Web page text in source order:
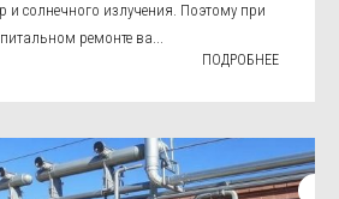
и солнечного излучения. Поэтому при
ремонте ва...
ПОДРОБНЕЕ